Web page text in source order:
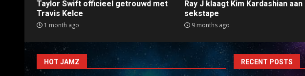
Taylor Swift officieel getrouwd met
Travis Kelce
1 month ago
Ray J klaagt Kim Kardashian aan
sekstape
9 months ago
HOT JAMZ RECENT POSTS